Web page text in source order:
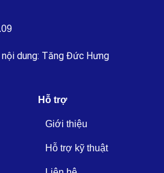
dung: Tăng Đức Hưng
Hỗ trợ
Giới thiệu
Hỗ trợ kỹ thuật